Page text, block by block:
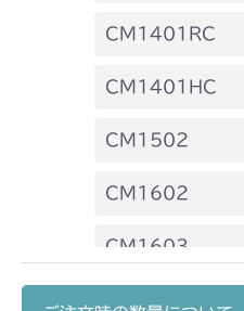
ミッション
CM1401RC
ミッション
CM1401HC
ミッション
CM1502
ミッション
CM1602
ミッション
CM1603